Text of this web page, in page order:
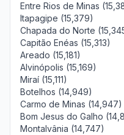
Entre Rios de Minas
Itapagipe (15,379)
Chapada do Norte
Capitão Enéas (15,313)
Areado (15,181)
Alvinópolis (15,169)
Miraí (15,111)
Botelhos (14,949)
Carmo de Minas (14,947)
Bom Jesus do Galho
Montalvânia (14,747)